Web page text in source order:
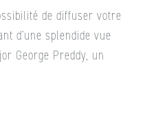
de diffuser votre
d’une splendide vue
George Preddy, un